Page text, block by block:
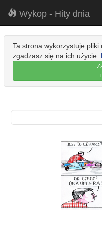
Wykop - Hity dnia
Ta strona wykorzystuje pliki
zgadzasz się na ich użycie.